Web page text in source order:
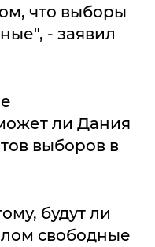
что выборы
- заявил
ли Дания
выборов в
будут ли
свободные